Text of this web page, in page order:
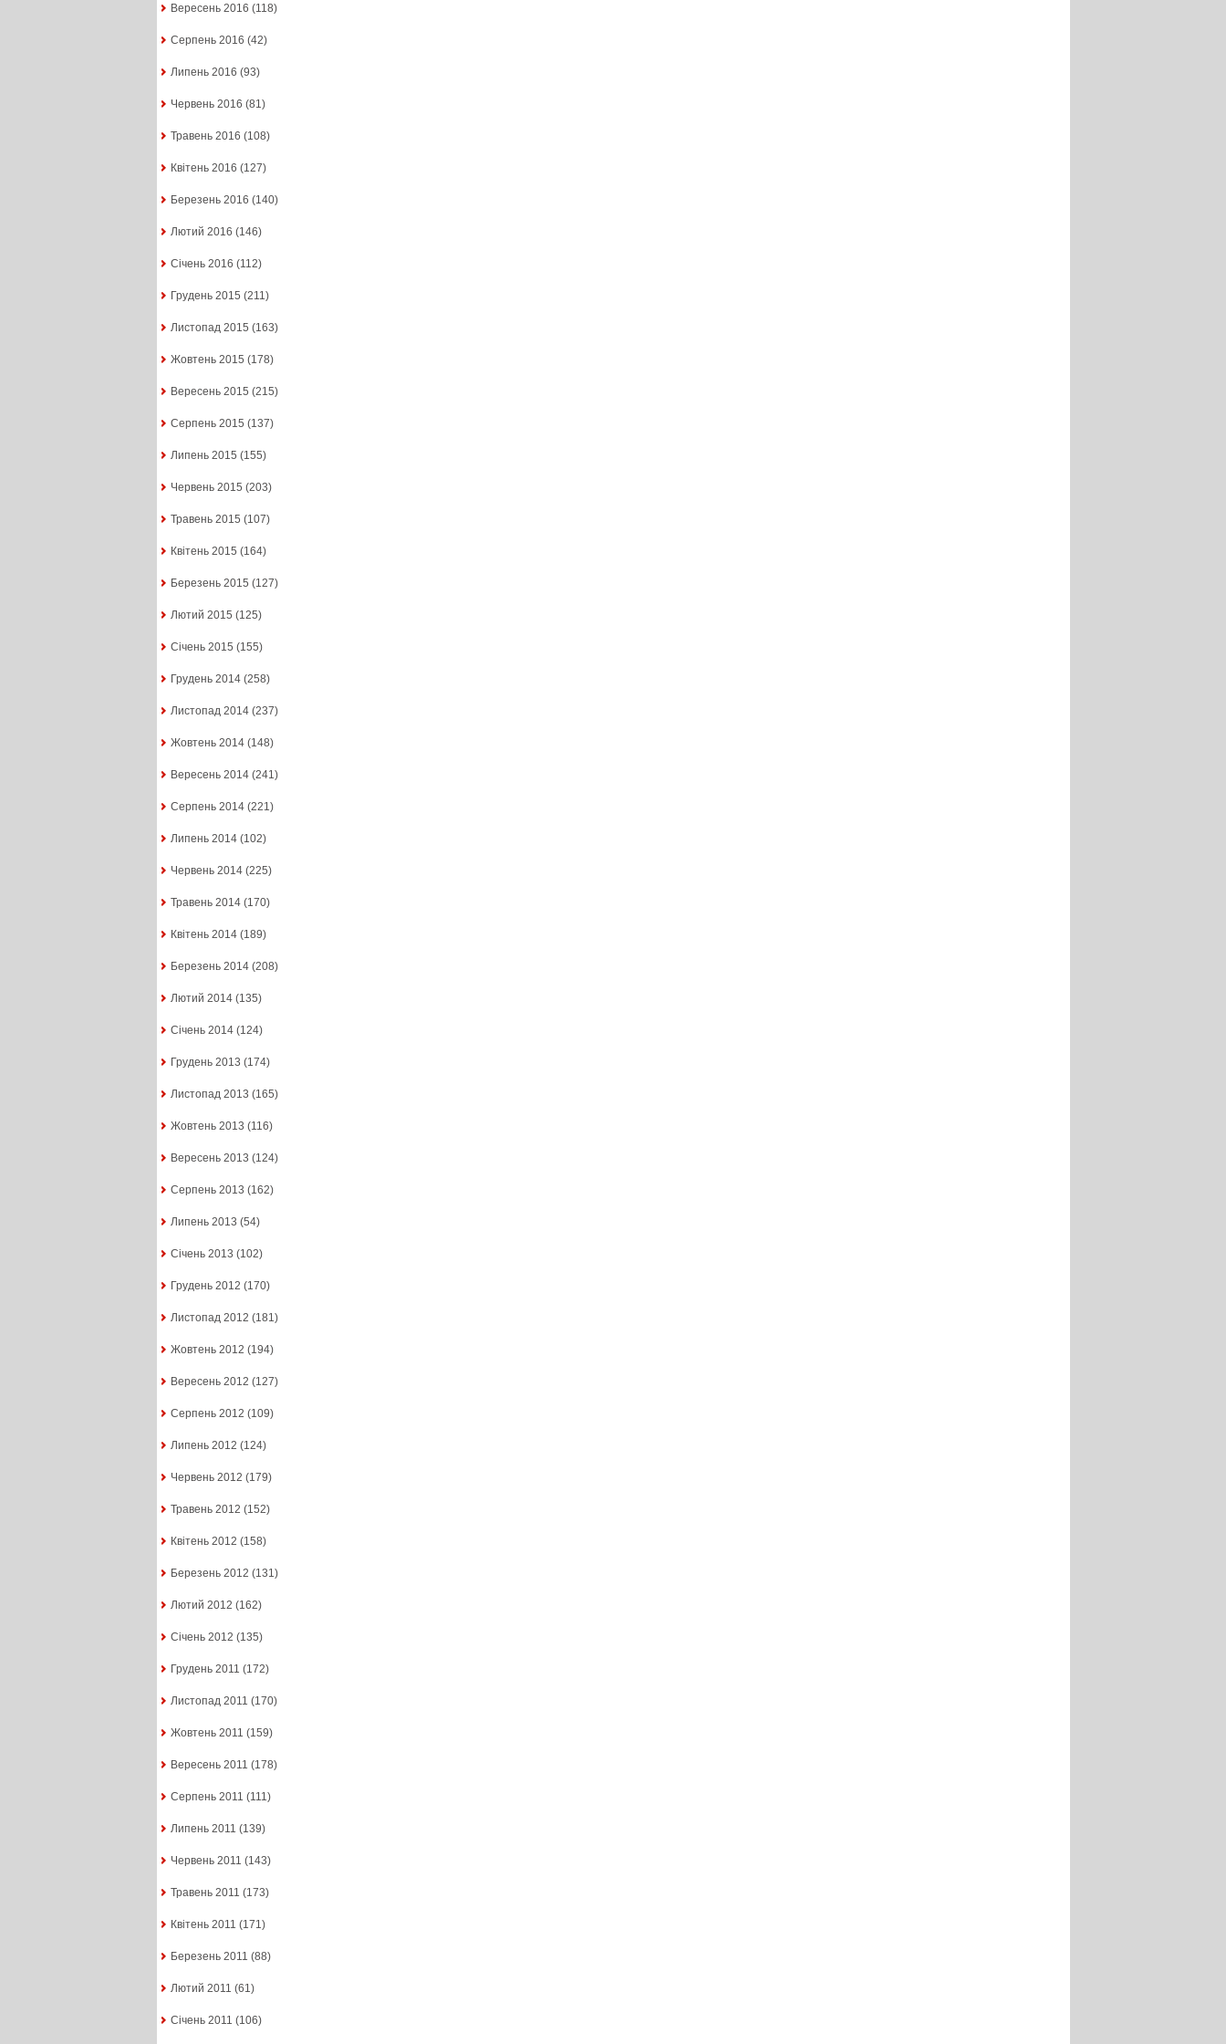
Вересень 2016 (118)
Серпень 2016 (42)
Липень 2016 (93)
Червень 2016 (81)
Травень 2016 (108)
Квітень 2016 (127)
Березень 2016 (140)
Лютий 2016 (146)
Січень 2016 (112)
Грудень 2015 (211)
Листопад 2015 (163)
Жовтень 2015 (178)
Вересень 2015 (215)
Серпень 2015 (137)
Липень 2015 (155)
Червень 2015 (203)
Травень 2015 (107)
Квітень 2015 (164)
Березень 2015 (127)
Лютий 2015 (125)
Січень 2015 (155)
Грудень 2014(258)
Листопад 2014(237)
Жовтень 2014(148)
Вересень 2014(241)
Серпень 2014(221)
Липень 2014(102)
Червень 2014(225)
Травень 2014(170)
Квітень 2014(189)
Березень 2014(208)
Лютий 2014(135)
Січень 2014(124)
Грудень 2013 (174)
Листопад 2013 (165)
Жовтень 2013 (116)
Вересень 2013 (124)
Серпень 2013 (162)
Липень 2013 (54)
Січень 2013 (102)
Грудень 2012 (170)
Листопад 2012 (181)
Жовтень 2012 (194)
Вересень 2012 (127)
Серпень 2012 (109)
Липень 2012 (124)
Червень 2012 (179)
Травень 2012 (152)
Квітень 2012 (158)
Березень 2012 (131)
Лютий 2012 (162)
Січень 2012 (135)
Грудень 2011 (172)
Листопад 2011 (170)
Жовтень 2011 (159)
Вересень 2011 (178)
Серпень 2011 (111)
Липень 2011 (139)
Червень 2011 (143)
Травень 2011 (173)
Квітень 2011 (171)
Березень 2011 (88)
Лютий 2011 (61)
Січень 2011 (106)